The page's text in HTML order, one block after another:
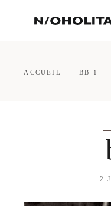
ACCUEIL BB-1
2